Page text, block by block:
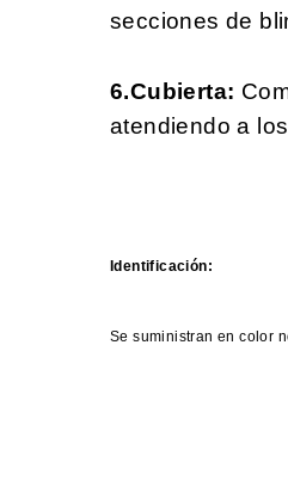
secciones de
6.Cubierta:
atendiendo a
Identificación:
Se suministran en color